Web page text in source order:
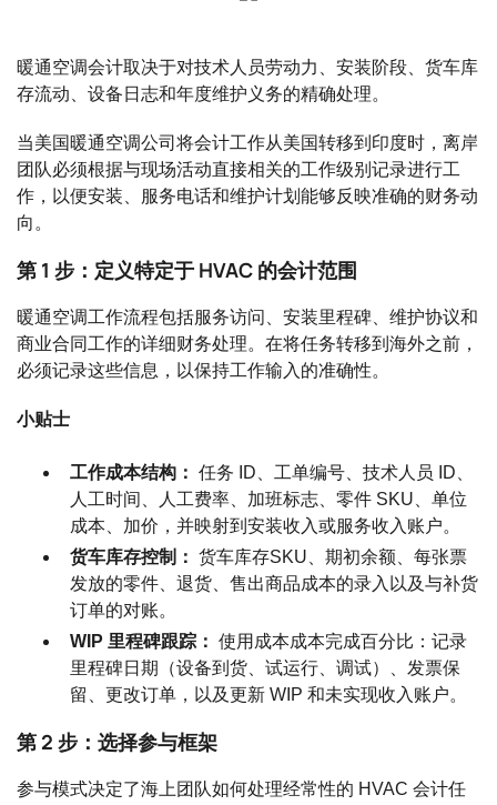
暖通空调会计取决于对技术人员劳动力、安装阶段、货车库
存流动、设备日志和年度维护义务的精确处理。
当美国暖通空调公司将会计工作从美国转移到印度时，离岸
团队必须根据与现场活动直接相关的工作级别记录进行工
作，以便安装、服务电话和维护计划能够反映准确的财务动
向。
第 1 步：定义特定于 HVAC 的会计范围
暖通空调工作流程包括服务访问、安装里程碑、维护协议和
商业合同工作的详细财务处理。在将任务转移到海外之前，
必须记录这些信息，以保持工作输入的准确性。
小贴士
工作成本结构： 任务 ID、工单编号、技术人员 ID、
人工时间、人工费率、加班标志、零件 SKU、单位
成本、加价，并映射到安装收入或服务收入账户。
货车库存控制： 货车库存SKU、期初余额、每张票
发放的零件、退货、售出商品成本的录入以及与补货
订单的对账。
WIP 里程碑跟踪： 使用成本成本完成百分比：记录
里程碑日期（设备到货、试运行、调试）、发票保
留、更改订单，以及更新 WIP 和未实现收入账户。
第 2 步：选择参与框架
参与模式决定了海上团队如何处理经常性的 HVAC 会计任